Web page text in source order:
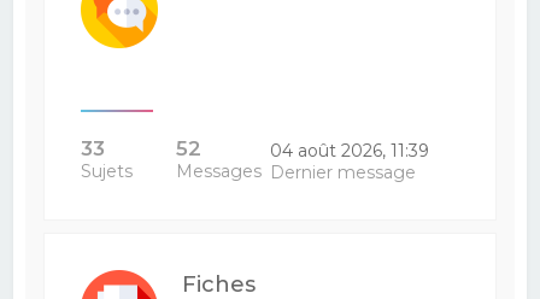
33
Sujets
52
Messages
04 août 2026, 11:39
Dernier message
Fiches